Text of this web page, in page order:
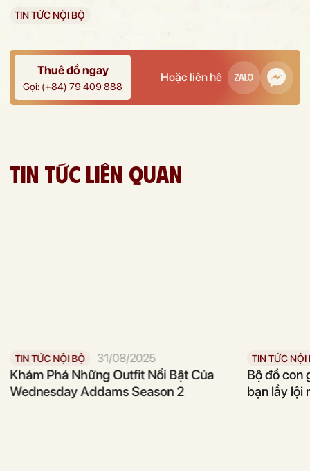
TIN TỨC NỘI BỘ
Thuê đồ ngay
Gọi: (+84) 79 409 888
Hoặc liên hệ
Tin tức liên quan
TIN TỨC NỘI BỘ 31/08/2025
Khám Phá Những Outfit Nổi Bật Của
Wednesday Addams Season 2
TIN TỨC NỘI
Bộ đồ con
bạn lầy lội